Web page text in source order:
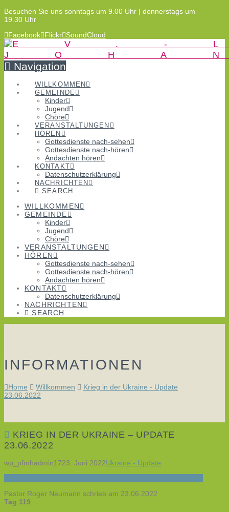
Besuchen Sie uns sonntags um 9.00 Uhr | donnerstags um
19.30 Uhr
Facebook Flickr SoundCloud
Navigation
WILLKOMMEN
GEMEINDE
Kinder
Jugend
Chöre
VERANSTALTUNGEN
HÖREN
Gottesdienste nach-sehen
Gottesdienste nach-hören
Andachten hören
KONTAKT
Datenschutzerklärung
NACHRICHTEN
SEARCH
WILLKOMMEN
GEMEINDE
Kinder
Jugend
Chöre
VERANSTALTUNGEN
HÖREN
Gottesdienste nach-sehen
Gottesdienste nach-hören
Andachten hören
KONTAKT
Datenschutzerklärung
NACHRICHTEN
SEARCH
INFORMATIONEN
Home Willkommen
Krieg in der Ukraine - Update
23.06.2022
KRIEG IN DER UKRAINE – UPDATE
23.06.2022
wp_pfmhadmin1723. Juni 2022Ukraine - Update
Pastor Roger Neumann schrieb am 23.06.2022
Tag 119